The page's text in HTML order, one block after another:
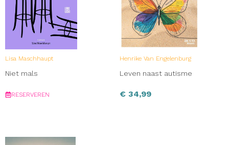
Lisa Maschhaupt
Niet mals
RESERVEREN
Henrike Van Engelenburg
Leven naast autisme
€ 34,99